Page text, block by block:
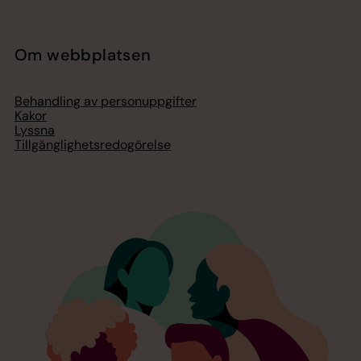
Om webbplatsen
Behandling av personuppgifter
Kakor
Lyssna
Tillgänglighetsredogörelse